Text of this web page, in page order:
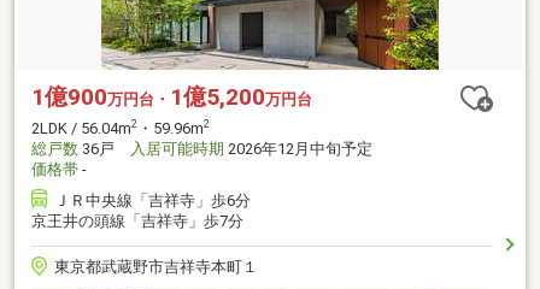
1億900万円台・ 1億5,200万円台
2LDK / 56.04m2 ・59.96m2
総戸数 36戸 入居可能時期 2026年12月中旬予定
価格帯 -
ＪＲ中央線「吉祥寺」歩6分
京王井の頭線「吉祥寺」歩7分
東京都武蔵野市吉祥寺本町１